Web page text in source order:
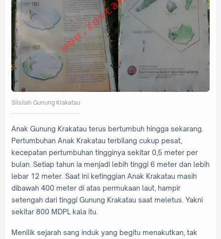
Silsilah Gunung Krakatau
Anak Gunung Krakatau terus bertumbuh hingga sekarang.
Pertumbuhan Anak Krakatau terbilang cukup pesat,
kecepatan pertumbuhan tingginya sekitar 0,5 meter per
bulan. Setiap tahun ia menjadi lebih tinggi 6 meter dan lebih
lebar 12 meter. Saat ini ketinggian Anak Krakatau masih
dibawah 400 meter di atas permukaan laut, hampir
setengah dari tinggi Gunung Krakatau saat meletus. Yakni
sekitar 800 MDPL kala itu.
Menilik sejarah sang induk yang begitu menakutkan, tak